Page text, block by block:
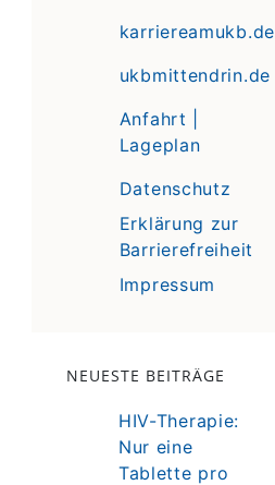
karriereamukb.de
ukbmittendrin.de
Anfahrt |
Lageplan
Datenschutz
Erklärung zur
Barrierefreiheit
Impressum
NEUESTE BEITRÄGE
HIV-Therapie:
Nur eine
Tablette pro